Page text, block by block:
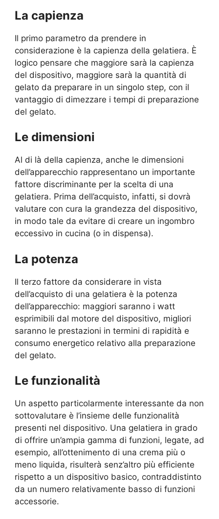
La capienza
Il primo parametro da prendere in
considerazione è la capienza della gelatiera. È
logico pensare che maggiore sarà la capienza
del dispositivo, maggiore sarà la quantità di
gelato da preparare in un singolo step, con il
vantaggio di dimezzare i tempi di preparazione
del gelato.
Le dimensioni
Al di là della capienza, anche le dimensioni
dell’apparecchio rappresentano un importante
fattore discriminante per la scelta di una
gelatiera. Prima dell’acquisto, infatti, si dovrà
valutare con cura la grandezza del dispositivo,
in modo tale da evitare di creare un ingombro
eccessivo in cucina (o in dispensa).
La potenza
Il terzo fattore da considerare in vista
dell’acquisto di una gelatiera è la potenza
dell’apparecchio: maggiori saranno i watt
esprimibili dal motore del dispositivo, migliori
saranno le prestazioni in termini di rapidità e
consumo energetico relativo alla preparazione
del gelato.
Le funzionalità
Un aspetto particolarmente interessante da non
sottovalutare è l’insieme delle funzionalità
presenti nel dispositivo. Una gelatiera in grado
di offrire un’ampia gamma di funzioni, legate, ad
esempio, all’ottenimento di una crema più o
meno liquida, risulterà senz’altro più efficiente
rispetto a un dispositivo basico, contraddistinto
da un numero relativamente basso di funzioni
accessorie.